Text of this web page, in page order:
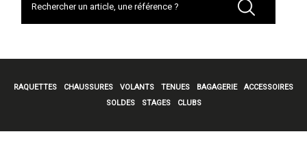
RAQUETTES CHAUSSURES VOLANTS TENUES BAGAGERIE
ACCESSOIRES
SOLDES
STAGES CLUBS